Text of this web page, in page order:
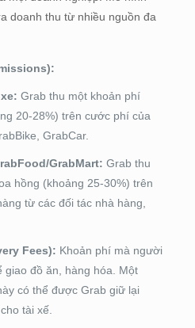
doanh thu từ nhiều nguồn đa
Grab thu một khoản phí
20-28%) trên cước phí của
GrabCar.
GrabMart: Grab thu
hồng (khoảng 25-30%) trên
từ các đối tác nhà hàng,
Fees): Khoản phí mà người
giao đồ ăn, hàng hóa. Một
có thể được Grab giữ lại
tài xế.